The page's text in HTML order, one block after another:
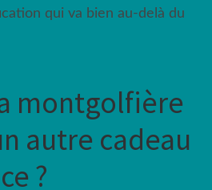
qui va bien au-delà du
montgolfière
autre cadeau
?